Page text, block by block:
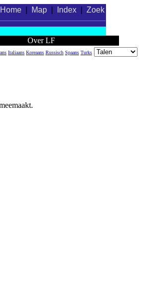
Home| Map| Index| Zoek
Over LF
Italiaans Koreaans Russisch Spaans Turks